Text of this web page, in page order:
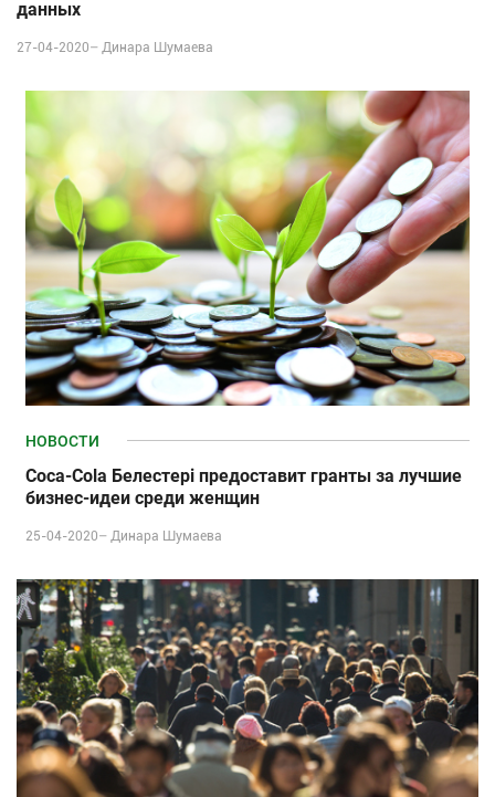
данных
27-04-2020– Динара Шумаева
НОВОСТИ
Coca-Cola Белестері предоставит гранты за лучшие
бизнес-идеи среди женщин
25-04-2020–Динара Шумаева